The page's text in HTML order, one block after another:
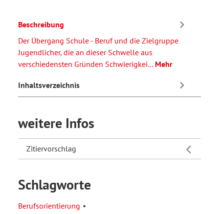
Beschreibung
Der Übergang Schule - Beruf und die Zielgruppe
Jugendlicher, die an dieser Schwelle aus
verschiedensten Gründen Schwierigkei… Mehr
Inhaltsverzeichnis
weitere Infos
Zitiervorschlag
Schlagworte
Berufsorientierung